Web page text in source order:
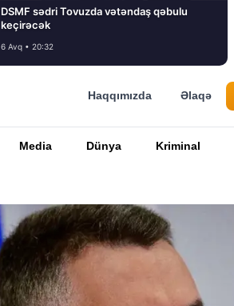
DSMF sədri Tovuzda vətəndaş qəbulu
keçirəcək
6 Avq • 20:32
Haqqımızda Əlaqə
Media Dünya Kriminal